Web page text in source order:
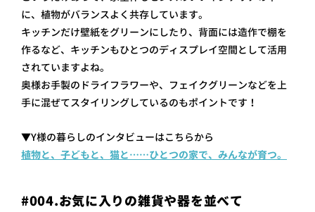
に、植物がバランスよく共存しています。
キッチンだけ壁紙をグリーンにしたり、背面には造作で棚を
作るなど、キッチンもひとつのディスプレイ空間として活用
されていますよね。
奥様お手製のドライフラワーや、フェイクグリーンなどを上
手に混ぜてスタイリングしているのもポイントです！
▼Y様の暮らしのインタビューはこちらから
植物と、子どもと、猫と……ひとつの家で、みんなが育つ。
#004.お気に入りの雑貨や器を並べて